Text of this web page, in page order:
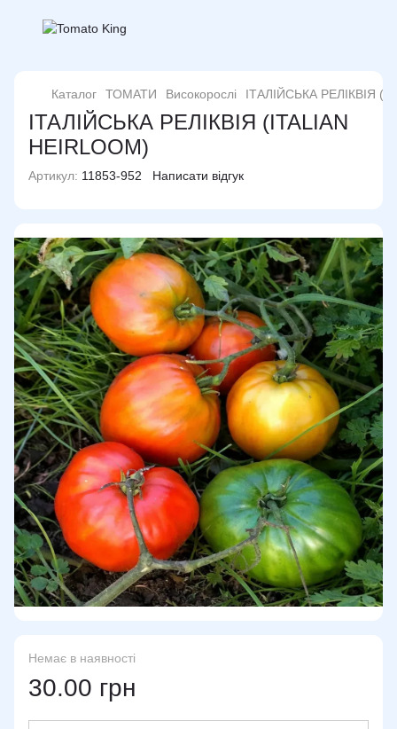
Каталог ТОМАТИ Високорослі ІТАЛІЙСЬКА РЕЛІКВІЯ
ІТАЛІЙСЬКА РЕЛІКВІЯ (ITALIAN
HEIRLOOM)
Артикул: 11853-952 Написати відгук
Немає в наявності
30.00 грн